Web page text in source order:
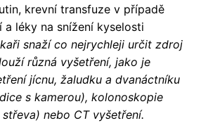
krevní transfuze v případě
a léky na snížení kyselosti
snaží co nejrychleji určit zdroj
různá vyšetření, jako je
jícnu, žaludku a dvanáctníku
s kamerou), kolonoskopie
nebo CT vyšetření.